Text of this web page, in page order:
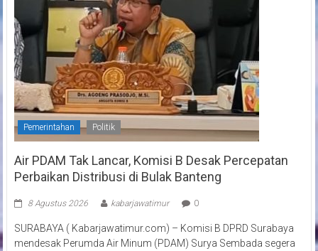
Pemerintahan Politik
Air PDAM Tak Lancar, Komisi B Desak Percepatan
Perbaikan Distribusi di Bulak Banteng
8 Agustus 2026 kabarjawatimur 0
SURABAYA ( Kabarjawatimur.com) – Komisi B DPRD Surabaya
mendesak Perumda Air Minum (PDAM) Surya Sembada segera